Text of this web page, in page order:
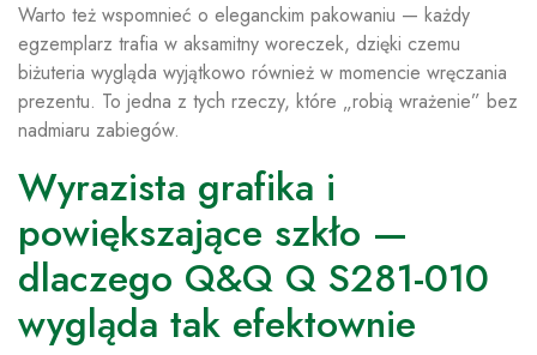
Warto też wspomnieć o eleganckim pakowaniu — każdy
egzemplarz trafia w aksamitny woreczek, dzięki czemu
biżuteria wygląda wyjątkowo również w momencie wręczania
prezentu. To jedna z tych rzeczy, które „robią wrażenie” bez
nadmiaru zabiegów.
Wyrazista grafika i
powiększające szkło —
dlaczego Q&Q Q S281-010
wygląda tak efektownie